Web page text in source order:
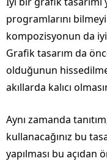
programlarını
kompozisyonun da
Grafik tasarım da
olduğunun
akıllarda kalıcı
Aynı zamanda
kullanacağınız bu
yapılması bu açıdan